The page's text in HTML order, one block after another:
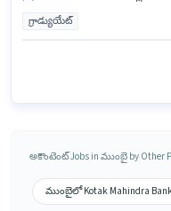
గ్రాడ్యుయేట్
అకౌంటెంట్ Jobs in ముంబై by Other
ముంబైలో Kotak Mahindra